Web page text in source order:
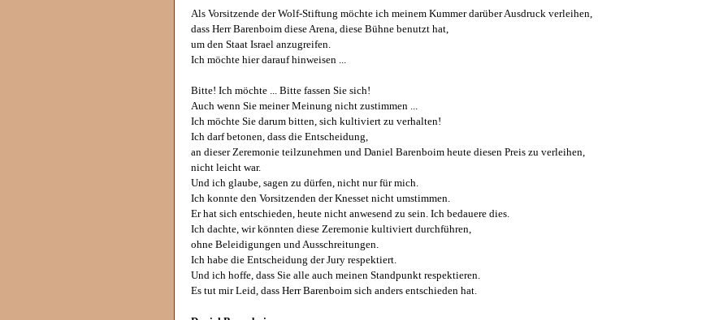
Als Vorsitzende der Wolf-Stiftung möchte ich meinem Kummer darüber Ausdruck verleihen,
dass Herr Barenboim diese Arena, diese Bühne benutzt hat,
um den Staat Israel anzugreifen.
Ich möchte hier darauf hinweisen ...
Bitte! Ich möchte ... Bitte fassen Sie sich!
Auch wenn Sie meiner Meinung nicht zustimmen ...
Ich möchte Sie darum bitten, sich kultiviert zu verhalten!
Ich darf betonen, dass die Entscheidung,
an dieser Zeremonie teilzunehmen und Daniel Barenboim heute diesen Preis zu verleihen,
nicht leicht war.
Und ich glaube, sagen zu dürfen, nicht nur für mich.
Ich konnte den Vorsitzenden der Knesset nicht umstimmen.
Er hat sich entschieden, heute nicht anwesend zu sein. Ich bedauere dies.
Ich dachte, wir könnten diese Zeremonie kultiviert durchführen,
ohne Beleidigungen und Ausschreitungen.
Ich habe die Entscheidung der Jury respektiert.
Und ich hoffe, dass Sie alle auch meinen Standpunkt respektieren.
Es tut mir Leid, dass Herr Barenboim sich anders entschieden hat.